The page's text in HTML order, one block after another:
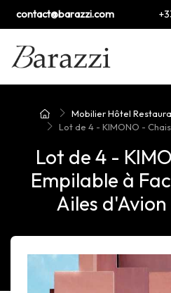
contact@barazzi.com
Mobilier Hôtel
Lot de 4 - KIMONO -
Lot de 4 -
Empilable à
Ailes